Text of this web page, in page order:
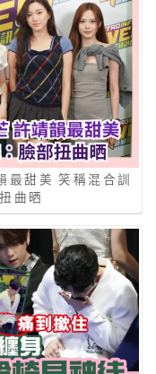
最甜美 笑稱混合訓
曲晒